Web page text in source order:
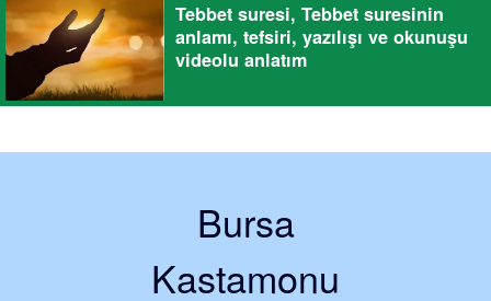
Tebbet suresi, Tebbet suresinin
anlamı, tefsiri, yazılışı ve okunuşu
videolu anlatım
Bursa
Kastamonu